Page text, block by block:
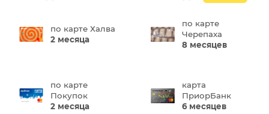
по карте Халва
2 месяца
по карте
Черепаха
8 месяцев
по карте
Покупок
2 месяца
карта
ПриорБанк
6 месяцев